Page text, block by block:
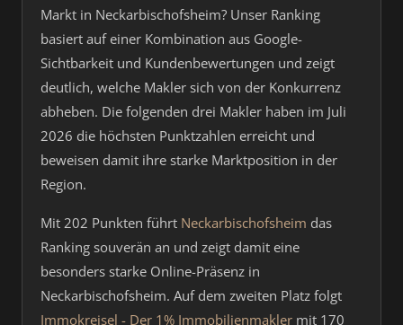
Markt in Neckarbischofsheim? Unser Ranking
basiert auf einer Kombination aus Google-
Sichtbarkeit und Kundenbewertungen und zeigt
deutlich, welche Makler sich von der Konkurrenz
abheben. Die folgenden drei Makler haben im Juli
2026 die höchsten Punktzahlen erreicht und
beweisen damit ihre starke Marktposition in der
Region.
Mit 202 Punkten führt Neckarbischofsheim das
Ranking souverän an und zeigt damit eine
besonders starke Online-Präsenz in
Neckarbischofsheim. Auf dem zweiten Platz folgt
Immokreisel - Der 1% Immobilienmakler mit 170